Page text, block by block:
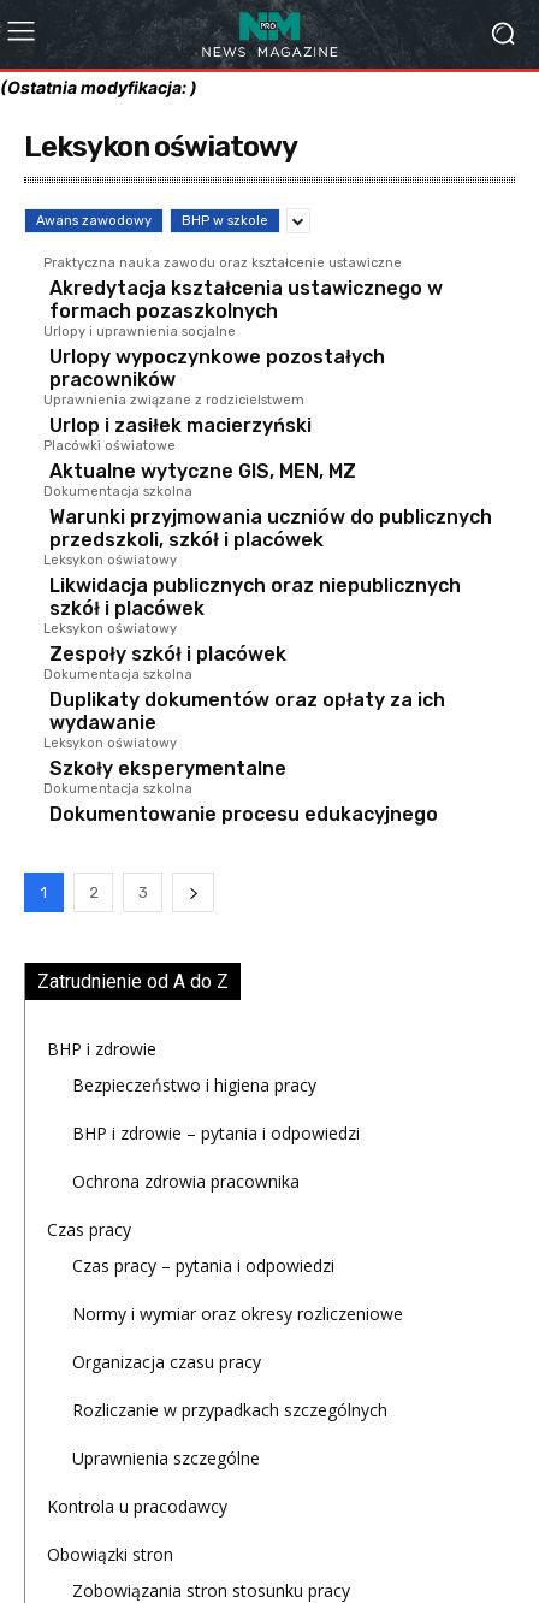
(Ostatnia modyfikacja: )
Leksykon oświatowy
Awans zawodowy BHP w szkole
Praktyczna nauka zawodu oraz kształcenie ustawiczne
Akredytacja kształcenia ustawicznego w
formach pozaszkolnych
Urlopy i uprawnienia socjalne
Urlopy wypoczynkowe pozostałych
pracowników
Uprawnienia związane z rodzicielstwem
Urlop i zasiłek macierzyński
Placówki oświatowe
Aktualne wytyczne GIS, MEN, MZ
Dokumentacja szkolna
Warunki przyjmowania uczniów do publicznych
przedszkoli, szkół i placówek
Leksykon oświatowy
Likwidacja publicznych oraz niepublicznych
szkół i placówek
Leksykon oświatowy
Zespoły szkół i placówek
Dokumentacja szkolna
Duplikaty dokumentów oraz opłaty za ich
wydawanie
Leksykon oświatowy
Szkoły eksperymentalne
Dokumentacja szkolna
Dokumentowanie procesu edukacyjnego
1 2 3
Zatrudnienie od A do Z
BHP i zdrowie
Bezpieczeństwo i higiena pracy
BHP i zdrowie – pytania i odpowiedzi
Ochrona zdrowia pracownika
Czas pracy
Czas pracy – pytania i odpowiedzi
Normy i wymiar oraz okresy rozliczeniowe
Organizacja czasu pracy
Rozliczanie w przypadkach szczególnych
Uprawnienia szczególne
Kontrola u pracodawcy
Obowiązki stron
Zobowiązania stron stosunku pracy